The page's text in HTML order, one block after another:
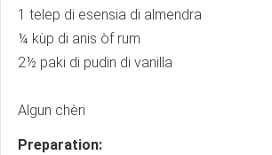
1 telep di esensia di almendra
¼ kùp di anis òf rum
2½ paki di pudin di vanilla
Algun chèri
Preparation: